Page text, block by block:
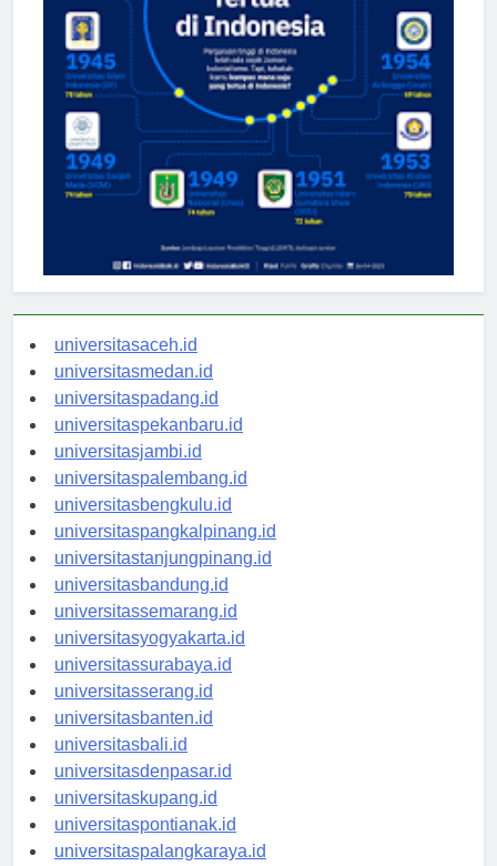
universitasaceh.id
universitasmedan.id
universitaspadang.id
universitaspekanbaru.id
universitasjambi.id
universitaspalembang.id
universitasbengkulu.id
universitaspangkalpinang.id
universitastanjungpinang.id
universitasbandung.id
universitassemarang.id
universitasyogyakarta.id
universitassurabaya.id
universitasserang.id
universitasbanten.id
universitasbali.id
universitasdenpasar.id
universitaskupang.id
universitaspontianak.id